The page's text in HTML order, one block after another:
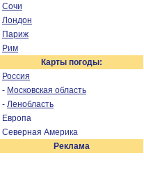
Сочи
Лондон
Париж
Рим
Карты погоды:
Россия
- Московская область
- Ленобласть
Европа
Северная Америка
Реклама